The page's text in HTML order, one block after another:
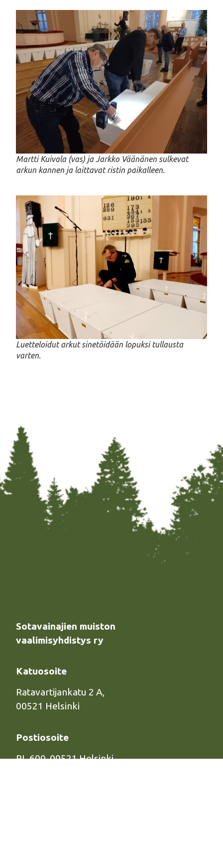
Martti Kuivala (vas) ja Jarkko Väänänen sulkevat
arkun kannen ja laittavat ristin paikalleen.
Luetteloidut arkut sinetöidään lopuksi tullausta
varten.
Sotavainajien muiston
vaalimisyhdistys ry
Katuosoite
Ratavartijankatu 2 A,
00521 Helsinki
Postiosoite
PL 600, 00521 Helsinki